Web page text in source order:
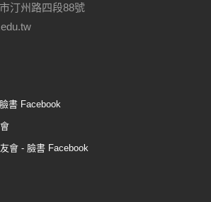
汀州路四段88號
書 Facebook
會 - 臉書 Facebook